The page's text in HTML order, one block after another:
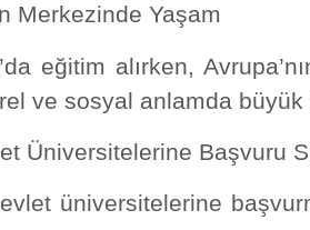
Merkezinde Yaşam
eğitim alırken,
ve sosyal anlamda
Üniversitelerine Başvuru
üniversitelerine